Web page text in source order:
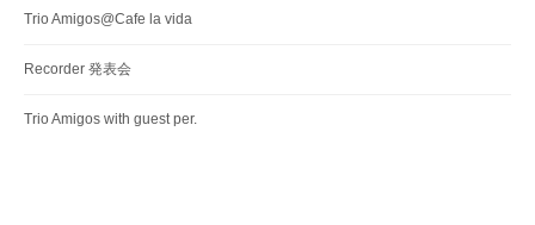
Trio Amigos@Cafe la vida
Recorder 発表会
Trio Amigos with guest per.